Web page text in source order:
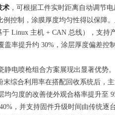
术 ，可根据工件实时距离自动调节
例控制，涂膜厚度均匀性得以保障
于 Linux 主机 + CAN 总线），支持
盖率提升约 30%，涂层厚度偏差控
静电喷枪组合方案展现出显著优势
末综合利用率在搭配回收系统后，
均匀度的改善使外观合格率提升至
，并支持固件升级时间由传统